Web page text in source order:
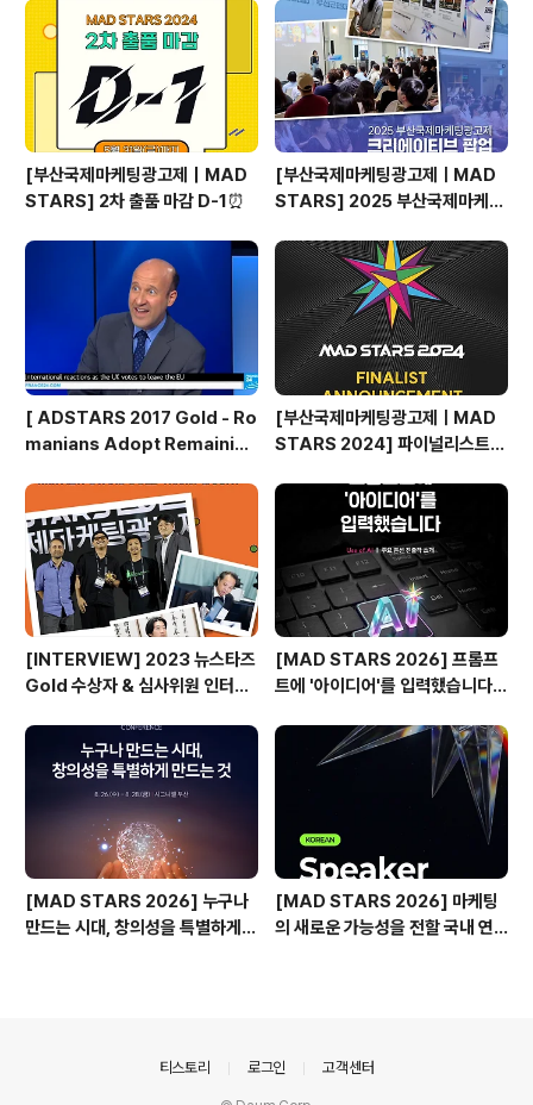
cardo Adolfo◾15:00｜CJ메조미디어의 ..
[부산국제마케팅광고제｜MAD
STARS] 2차 출품 마감 D-1⏰
[부산국제마케팅광고제ㅣMAD
STARS] 2025 부산국제마케팅
기
[ ADSTARS 2017 Gold - Ro
manians Adopt Remainian
[부산국제마케팅광고제ㅣMAD
STARS 2024] 파이널리스트
[INTERVIEW] 2023 뉴스타즈
Gold 수상자 & 심사위원 인터뷰
[MAD STARS 2026] 프롬프
트에 '아이디어'를 입력했습니다
[MAD STARS 2026] 누구나
만드는 시대, 창의성을 특별하게
[MAD STARS 2026] 마케팅
의 새로운 가능성을 전할 국내 연
티스토리 로그인 고객센터